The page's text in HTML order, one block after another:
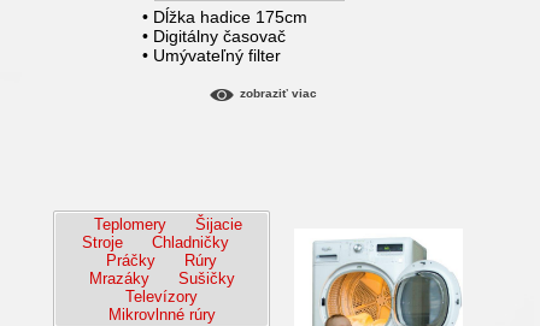
• Dĺžka hadice 175cm
• Digitálny časovač
• Umývateľný filter
zobraziť viac
Teplomery
Šijacie
Stroje
Chladničky
Práčky
Rúry
Mrazáky
Sušičky
Televízory
Mikrovlnné rúry